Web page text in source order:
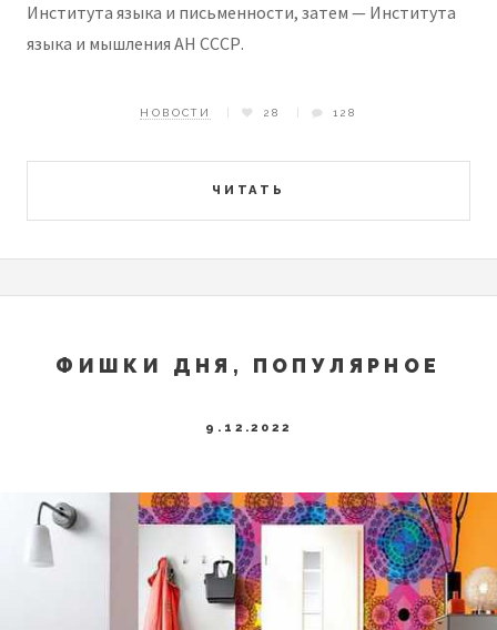
Института языка и письменности, затем — Института
языка и мышления АН СССР.
ЧИТАТЬ
НОВОСТИ 28 128
ФИШКИ ДНЯ, ПОПУЛЯРНОЕ
9.12.2022